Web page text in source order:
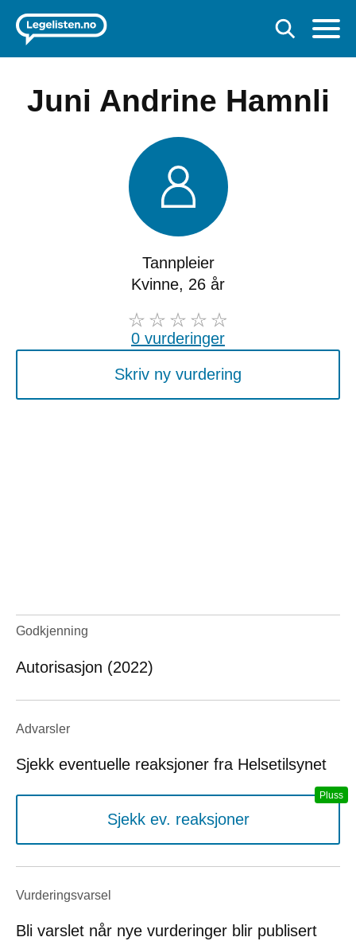
Juni Andrine Hamnli
Tannpleier
Kvinne, 26 år
0 vurderinger
Skriv ny vurdering
Godkjenning
Autorisasjon (2022)
Advarsler
Sjekk eventuelle reaksjoner fra Helsetilsynet
Sjekk ev. reaksjoner
Vurderings­varsel
Bli varslet når nye vurderinger blir publisert